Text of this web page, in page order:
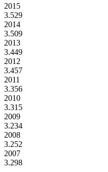
2015
3.529
2014
3.509
2013
3.449
2012
3.457
2011
3.356
2010
3.315
2009
3.234
2008
3.252
2007
3.298